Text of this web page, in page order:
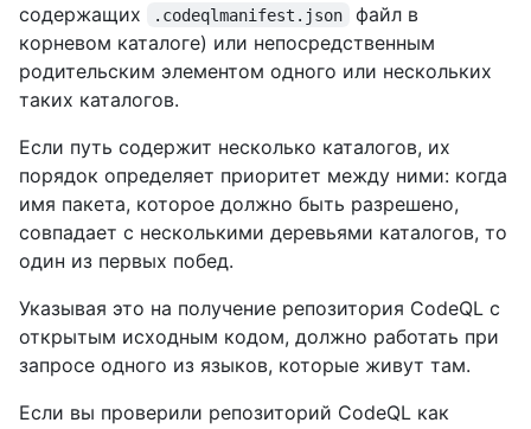
содержащих
.codeqlmanifest.json
файл в
корневом каталоге) или непосредственным
родительским элементом одного или нескольких
таких каталогов.
Если путь содержит несколько каталогов, их
порядок определяет приоритет между ними: когда
имя пакета, которое должно быть разрешено,
совпадает с несколькими деревьями каталогов, то
один из первых побед.
Указывая это на получение репозитория CodeQL с
открытым исходным кодом, должно работать при
запросе одного из языков, которые живут там.
Если вы проверили репозиторий CodeQL как